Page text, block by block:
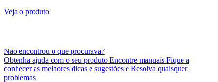
Veja o produto
Não encontrou o que procurava?
Obtenha ajuda com o seu produto Encontre manuais Fique a
conhecer as melhores dicas e sugestões e Resolva quaisquer
problemas